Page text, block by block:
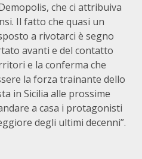
che ci attribuiva
Il fatto che quasi un
a rivotarci è segno
avanti e del contatto
e la conferma che
la forza trainante dello
in Sicilia alle prossime
a casa i protagonisti
degli ultimi decenni”.